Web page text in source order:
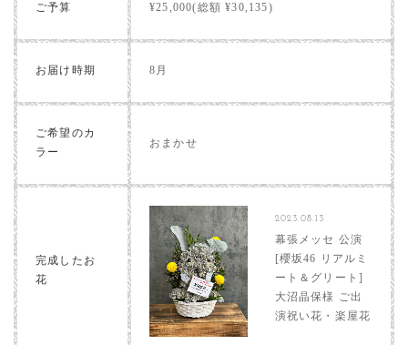
ご予算 ¥25,000(総額 ¥30,135)
お届け時期 8月
ご希望のカ
ラー
おまかせ
完成したお
花
2023.08.13
幕張メッセ 公演
[櫻坂46 リアルミ
ート＆グリート]
大沼晶保様 ご出
演祝い花・楽屋花